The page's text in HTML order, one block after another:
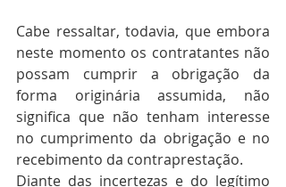
Cabe ressaltar, todavia, que embora
neste momento os contratantes não
possam cumprir a obrigação da
forma originária assumida, não
significa que não tenham interesse
no cumprimento da obrigação e no
recebimento da contraprestação.
Diante das incertezas e do legítimo